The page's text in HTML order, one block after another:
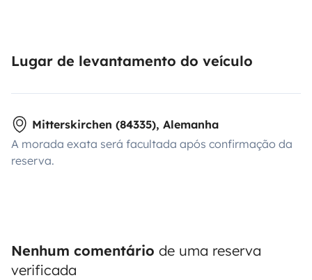
Lugar de levantamento do veículo
Mitterskirchen (84335), Alemanha
A morada exata será facultada após confirmação da
reserva.
Nenhum comentário de uma reserva
verificada